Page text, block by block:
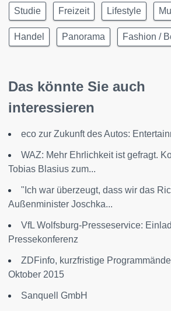
Studie Freizeit Lifestyle
Handel Panorama Fashion /
Das könnte Sie auch
interessieren
eco zur Zukunft des Autos:
WAZ: Mehr Ehrlichkeit ist gefragt.
Tobias Blasius zum...
"Ich war überzeugt, dass wir das
Außenminister Joschka...
VfL Wolfsburg-Presseservice:
Pressekonferenz
ZDFinfo, kurzfristige
Oktober 2015
Sanquell GmbH